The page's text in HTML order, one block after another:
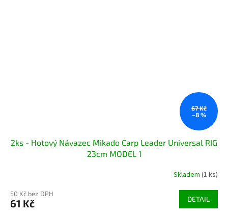
67 Kč
–8 %
2ks - Hotový Návazec Mikado Carp Leader Universal RIG
23cm MODEL 1
Skladem (1 ks)
50 Kč bez DPH
61 Kč DETAIL